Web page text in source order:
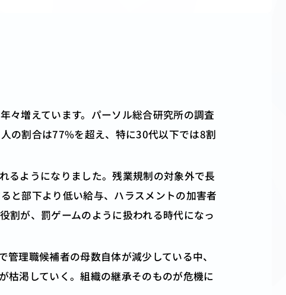
々増えています。パーソル総合研究所の調査
の割合は77%を超え、特に30代以下では8割
るようになりました。残業規制の対象外で長
と部下より低い給与、ハラスメントの加害者
割が、罰ゲームのように扱われる時代になっ
理職候補者の母数自体が減少している中、
枯渇していく。組織の継承そのものが危機に